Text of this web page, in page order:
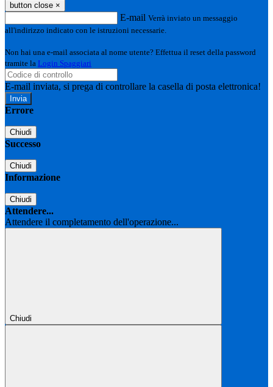
button close ×
E-mail Verrà inviato un messaggio
all'indirizzo indicato con le istruzioni necessarie.
Non hai una e-mail associata al nome utente? Effettua il reset della password
tramite la Login Spaggiari
E-mail inviata, si prega di controllare la casella di posta elettronica!
Errore
Chiudi
Successo
Chiudi
Informazione
Chiudi
Attendere...
Attendere il completamento dell'operazione...
Chiudi